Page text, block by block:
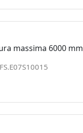
massima 6000 mm